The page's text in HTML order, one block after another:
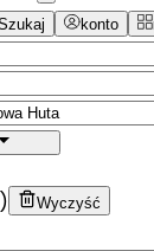
konto
) Wyczyść